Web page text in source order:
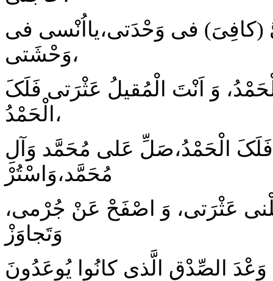
(کافِىَ) فى وَحْدَتى،یااُنْسى فى
وَحْشَتى،
وَ اَنْتَ الْمُقیلُ عَثْرَتى فَلَکَ
الْحَمْدُ،
الْحَمْدُ،صَلِّ عَلى مُحَمَّد وَآلِ
مُحَمَّد،وَاسْتُرْ
عَثْرَتى، وَ اصْفَحْ عَنْ جُرْمى،
وَتَجاوَزْ
الصِّدْقِ الَّذى کانُوا یُوعَدُونَ